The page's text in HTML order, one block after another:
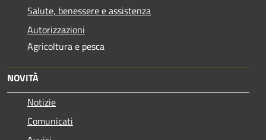
Salute, benessere e assistenza
Autorizzazioni
Agricoltura e pesca
NOVITÀ
Notizie
Comunicati